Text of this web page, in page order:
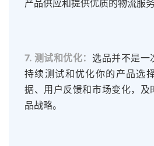
产品供应和提供优质的物流服务
7. 测试和优化： 选品并不是一
持续测试和优化你的产品选
据、用户反馈和市场变化，及
品战略。